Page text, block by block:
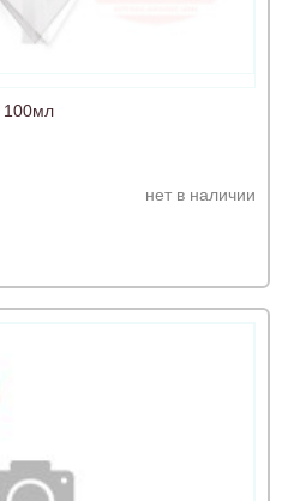
100мл
нет в наличии